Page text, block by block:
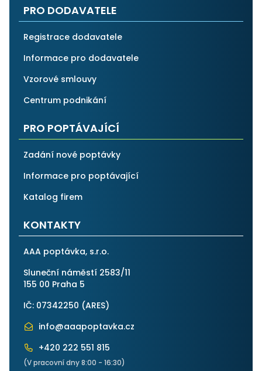
PRO DODAVATELE
Registrace dodavatele
Informace pro dodavatele
Vzorové smlouvy
Centrum podnikání
PRO POPTÁVAJÍCÍ
Zadání nové poptávky
Informace pro poptávající
Katalog firem
KONTAKTY
AAA poptávka, s.r.o.
Sluneční náměstí 2583/11
155 00 Praha 5
IČ: 07342250 (ARES)
info@aaapoptavka.cz
+420 222 551 815
(V pracovní dny 8:00 - 16:30)